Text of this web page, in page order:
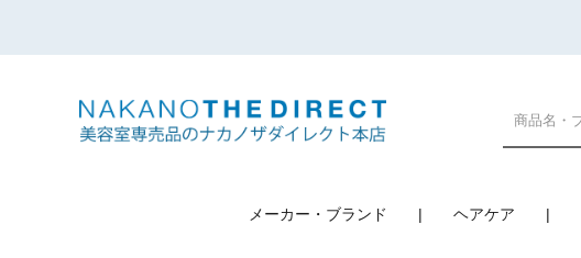
メーカー・ブランド ヘアケア